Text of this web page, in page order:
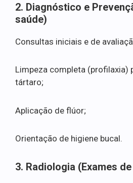
2. Diagnóstico e
saúde)
Consultas iniciais e de
Limpeza completa (profilaxia)
tártaro;
Aplicação de flúor;
Orientação de higiene bucal.
3. Radiologia (Exames